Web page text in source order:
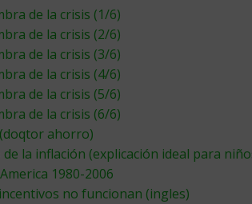
de la crisis (1/6)
de la crisis (2/6)
de la crisis (3/6)
de la crisis (4/6)
de la crisis (5/6)
de la crisis (6/6)
ahorro)
la inflación (explicación ideal para
1980-2006
no funcionan (ingles)